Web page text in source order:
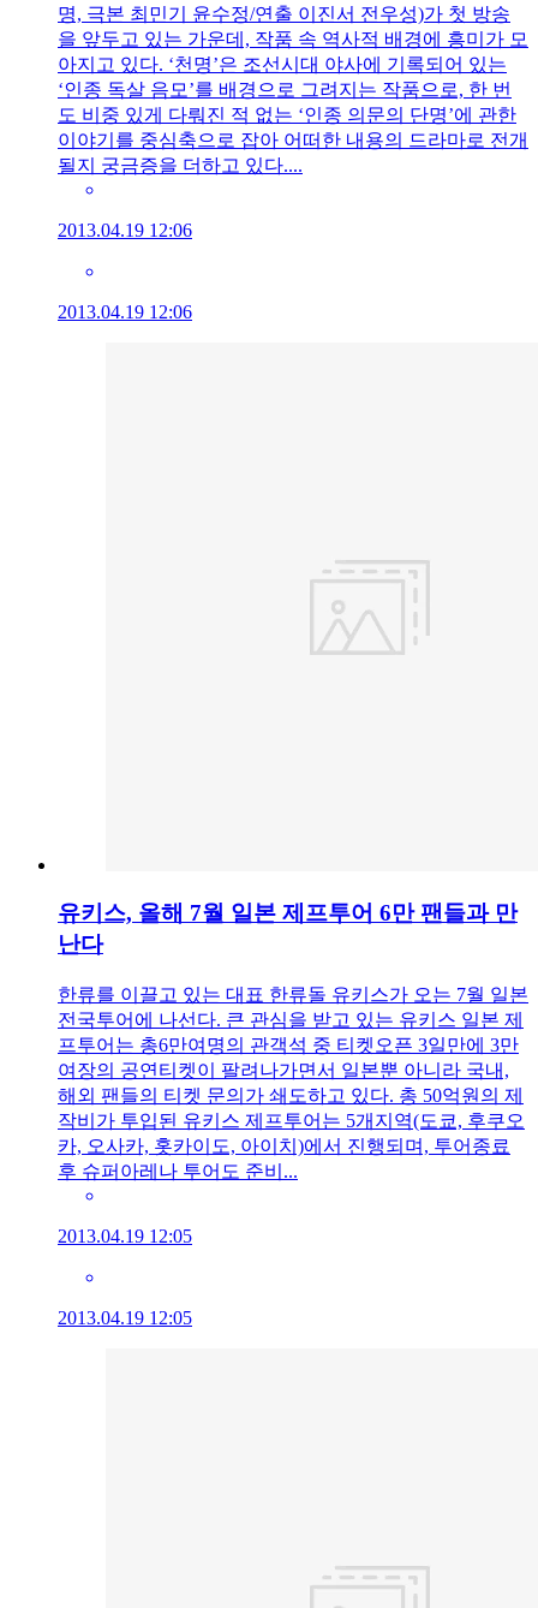
명, 극본 최민기 윤수정/연출 이진서 전우성)가 첫 방송
을 앞두고 있는 가운데, 작품 속 역사적 배경에 흥미가 모
아지고 있다. ‘천명’은 조선시대 야사에 기록되어 있는
‘인종 독살 음모’를 배경으로 그려지는 작품으로, 한 번
도 비중 있게 다뤄진 적 없는 ‘인종 의문의 단명’에 관한
이야기를 중심축으로 잡아 어떠한 내용의 드라마로 전개
될지 궁금증을 더하고 있다....
2013.04.19 12:06
2013.04.19 12:06
유키스, 올해 7월 일본 제프투어 6만 팬들과 만
난다
한류를 이끌고 있는 대표 한류돌 유키스가 오는 7월 일본
전국투어에 나선다. 큰 관심을 받고 있는 유키스 일본 제
프투어는 총6만여명의 관객석 중 티켓오픈 3일만에 3만
여장의 공연티켓이 팔려나가면서 일본뿐 아니라 국내,
해외 팬들의 티켓 문의가 쇄도하고 있다. 총 50억원의 제
작비가 투입된 유키스 제프투어는 5개지역(도쿄, 후쿠오
카, 오사카, 홋카이도, 아이치)에서 진행되며, 투어종료
후 슈퍼아레나 투어도 준비...
2013.04.19 12:05
2013.04.19 12:05